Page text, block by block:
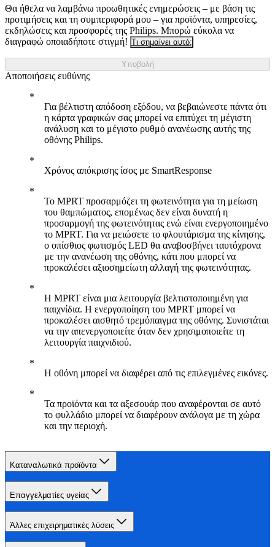
Θα ήθελα να λαμβάνω προωθητικές ενημερώσεις – με βάση τις
προτιμήσεις και τη συμπεριφορά μου – για προϊόντα, υπηρεσίες,
εκδηλώσεις και προσφορές της Philips. Μπορώ εύκολα να
διαγραφώ οποιαδήποτε στιγμή! Τι σημαίνει αυτό;
Υποβολή
Αποποιήσεις ευθύνης
Για βέλτιστη απόδοση εξόδου, να βεβαιώνεστε πάντα ότι
η κάρτα γραφικών σας μπορεί να επιτύχει τη μέγιστη
ανάλυση και το μέγιστο ρυθμό ανανέωσης αυτής της
οθόνης Philips.
Χρόνος απόκρισης ίσος με SmartResponse
Το MPRT προσαρμόζει τη φωτεινότητα για τη μείωση
του θαμπώματος, επομένως δεν είναι δυνατή η
προσαρμογή της φωτεινότητας ενώ είναι ενεργοποιημένο
το MPRT. Για να μειώσετε το φλουτάρισμα της κίνησης,
ο οπίσθιος φωτισμός LED θα αναβοσβήνει ταυτόχρονα
με την ανανέωση της οθόνης, κάτι που μπορεί να
προκαλέσει αξιοσημείωτη αλλαγή της φωτεινότητας.
Η MPRT είναι μια λειτουργία βελτιστοποιημένη για
παιχνίδια. Η ενεργοποίηση του MPRT μπορεί να
προκαλέσει αισθητό τρεμόπαιγμα της οθόνης. Συνιστάται
να την απενεργοποιείτε όταν δεν χρησιμοποιείτε τη
λειτουργία παιχνιδιού.
Η οθόνη μπορεί να διαφέρει από τις επιλεγμένες εικόνες.
Τα προϊόντα και τα αξεσουάρ που αναφέρονται σε αυτό
το φυλλάδιο μπορεί να διαφέρουν ανάλογα με τη χώρα
και την περιοχή.
Καταναλωτικά προϊόντα
Επαγγελματίες υγείας
Άλλες επιχειρηματικές λύσεις